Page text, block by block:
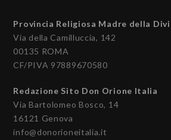
Provincia Religiosa Madre della
Via della Camilluccia, 142
00135 ROMA
CF/PIVA 97889670580
Redazione Sito Don Orione Italia
Via Bartolomeo Bosco, 14
16121 Genova
info@donorioneitalia.it